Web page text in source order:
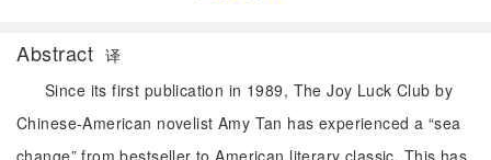
Abstract 译
Since its first publication in 1989, The Joy Luck Club by
Chinese-American novelist Amy Tan has experienced a “sea
change” from bestseller to American literary classic. This has